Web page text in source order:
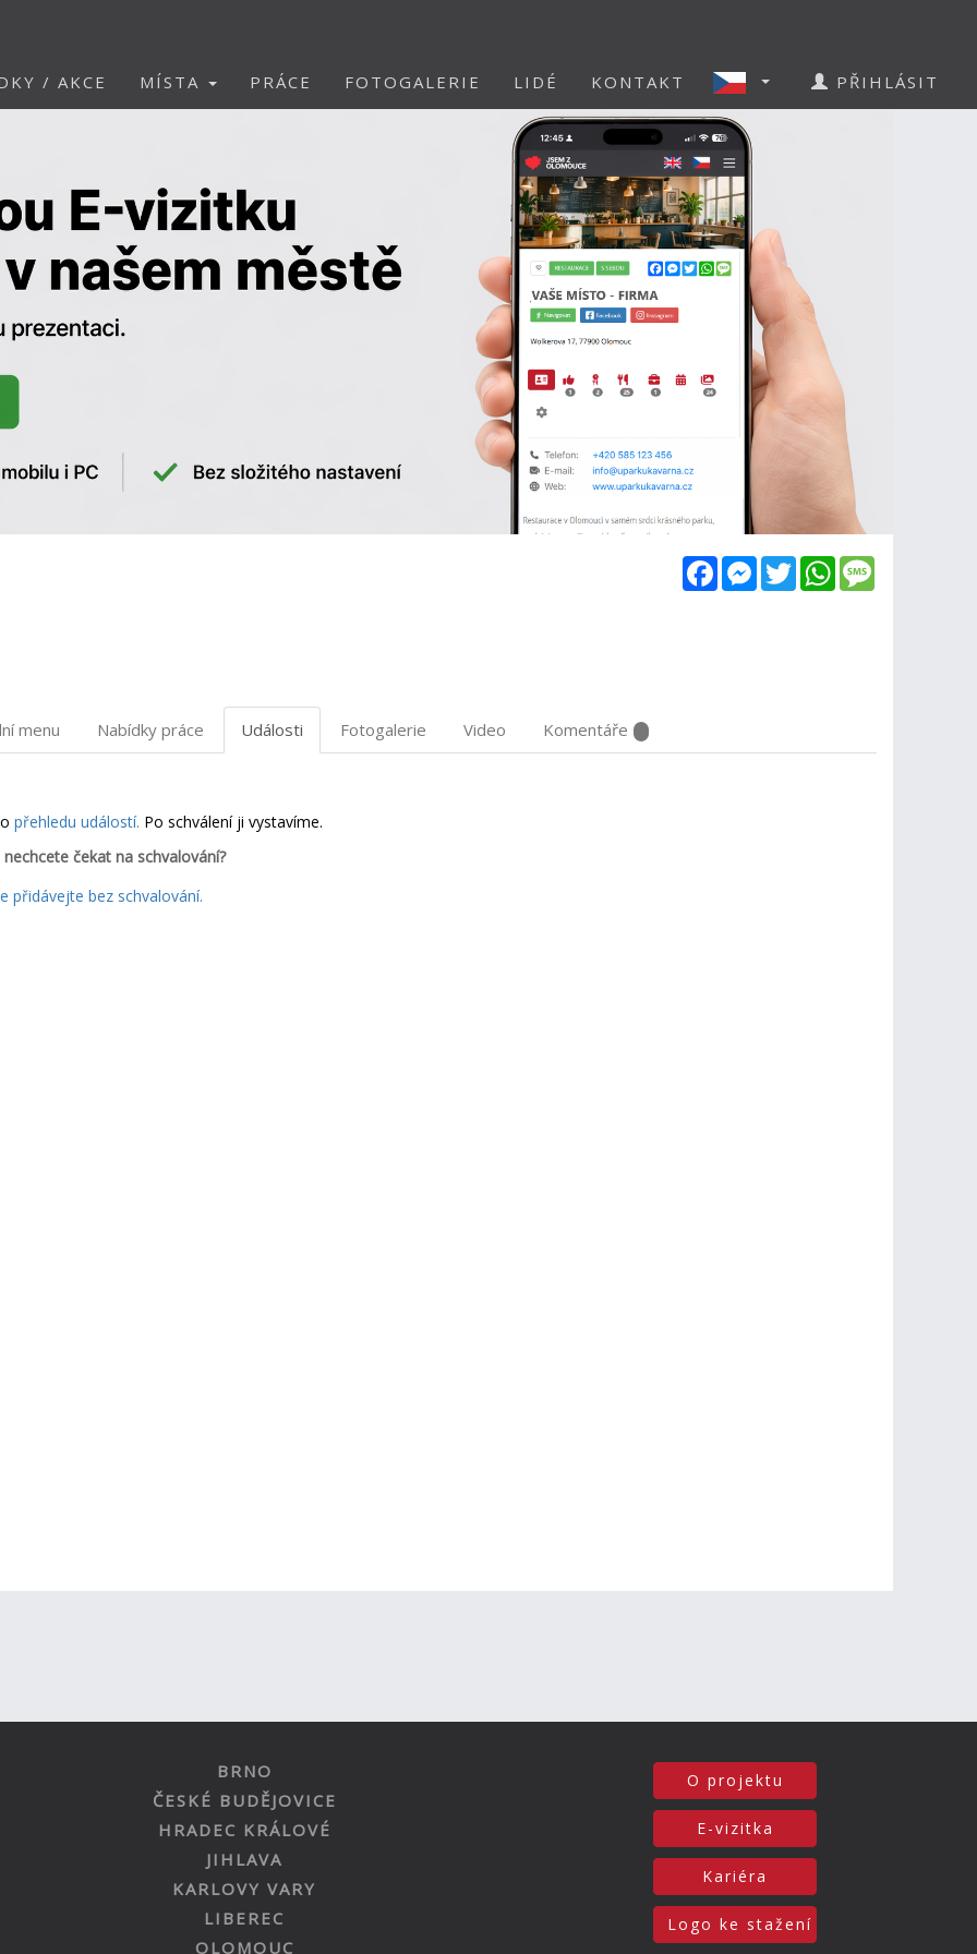
/ AKCE MÍSTA PRÁCE FOTOGALERIE LIDÉ KONTAKT PŘIHLÁSIT
FacebookMessenger
TwitterWhatsApp
menu Nabídky práce Události Fotogalerie Video Komentáře
přehledu událostí. Po schválení ji vystavíme.
čekat na schvalování?
přidávejte bez schvalování.
BRNO
ČESKÉ BUDĚJOVICE
HRADEC KRÁLOVÉ
JIHLAVA
KARLOVY VARY
LIBEREC
OLOMOUC
O projektu
E-vizitka
Kariéra
Logo ke stažení